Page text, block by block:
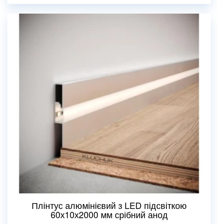
Плінтус алюмінієвий з LED підсвіткою
60х10х2000 мм срібний анод